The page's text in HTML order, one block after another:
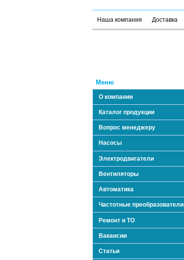
Наша компания Доставка
Меню
О компании
Каталог продукции
Вопрос менеджеру
Насосы
Электродвигатели
Вентиляторы
Автоматика
Частотные преобразователи
Ремонт и ТО
Вакансии
Статьи